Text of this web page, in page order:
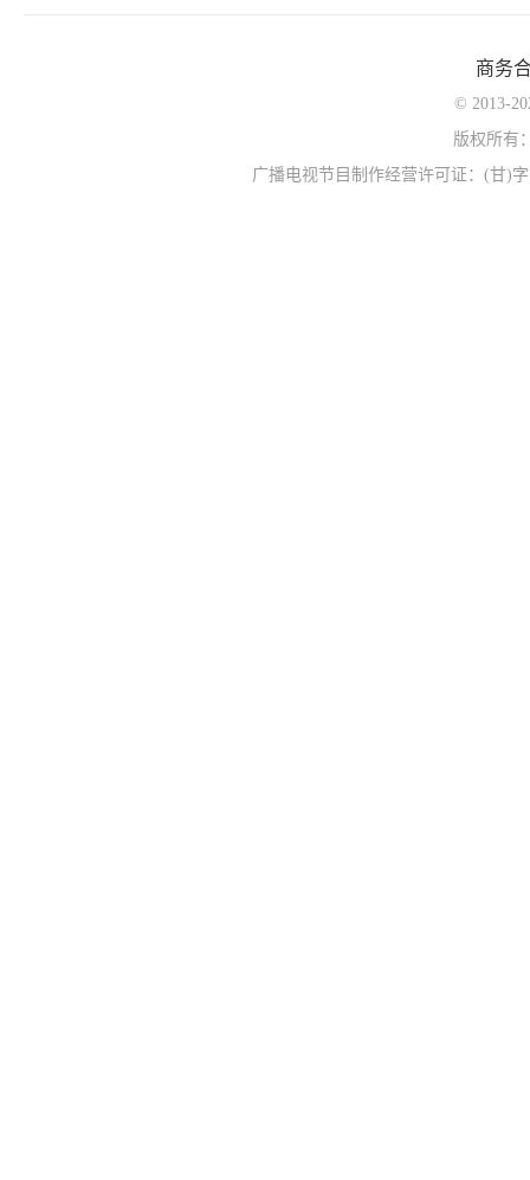
商务
© 2013-
版权所有
广播电视节目制作经营许可证：(甘)